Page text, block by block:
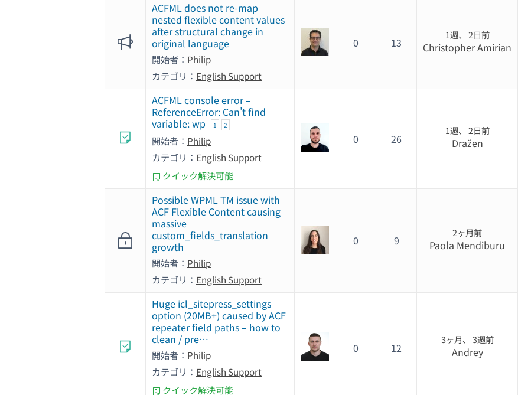
ACFML does not re-map
nested flexible content values
after structural change in
original language
開始者： Philip
カテゴリ： English Support
0 13
1週、 2日前
Christopher Amirian
ACFML console error –
ReferenceError: Can’t find
variable: wp
1 2
開始者： Philip
カテゴリ： English Support
クイック解決可能
0 26
1週、 2日前
Dražen
Possible WPML TM issue with
ACF Flexible Content causing
massive
custom_fields_translation
growth
開始者： Philip
カテゴリ： English Support
0 9
2ヶ月前
Paola Mendiburu
Huge icl_sitepress_settings
option (20MB+) caused by ACF
repeater field paths – how to
clean / pre…
開始者： Philip
カテゴリ： English Support
クイック解決可能
0 12
3ヶ月、 3週前
Andrey